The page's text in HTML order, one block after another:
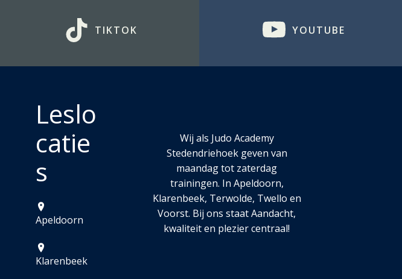
TIKTOK YOUTUBE
Leslo
catie
s
Apeldoorn
Klarenbeek
Wij als Judo Academy
Stedendriehoek geven van
maandag tot zaterdag
trainingen. In Apeldoorn,
Klarenbeek, Terwolde, Twello en
Voorst. Bij ons staat Aandacht,
kwaliteit en plezier centraal!